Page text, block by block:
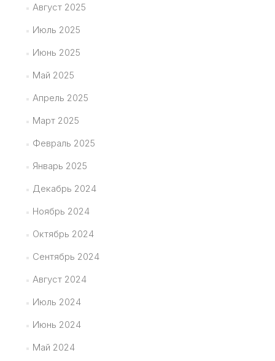
Август 2025
Июль 2025
Июнь 2025
Май 2025
Апрель 2025
Март 2025
Февраль 2025
Январь 2025
Декабрь 2024
Ноябрь 2024
Октябрь 2024
Сентябрь 2024
Август 2024
Июль 2024
Июнь 2024
Май 2024